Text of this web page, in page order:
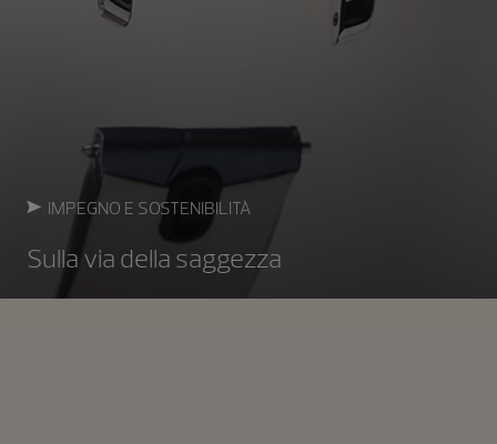
IMPEGNO E SOSTENIBILITÀ
Sulla via della saggezza